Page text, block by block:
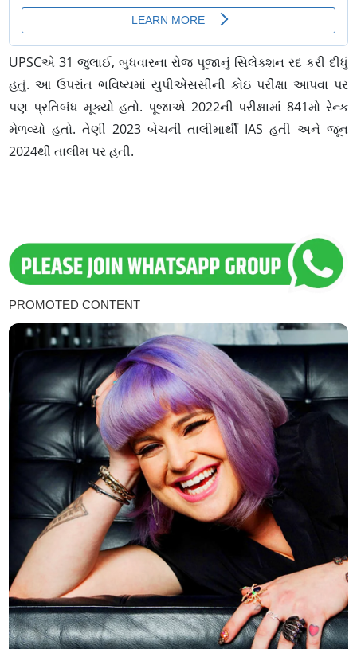
UPSCએ 31 જુલાઈ, બુધવારના રોજ પૂજાનું સિલેક્શન રદ કરી દીધું
હતું. આ ઉપરાંત ભવિષ્યમાં યુપીએસસીની કોઇ પરીક્ષા આપવા પર
પણ પ્રતિબંધ મૂક્યો હતો. પૂજાએ 2022ની પરીક્ષામાં 841મો રેન્ક
મેળવ્યો હતો. તેણી 2023 બેચની તાલીમાર્થી IAS હતી અને જૂન
2024થી તાલીમ પર હતી.